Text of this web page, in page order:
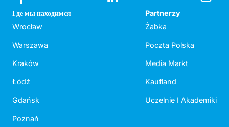
Где мы находимся
Wrocław
Warszawa
Kraków
Łódź
Gdańsk
Poznań
Partnerzy
Żabka
Poczta Polska
Media Markt
Kaufland
Uczelnie I Akademiki